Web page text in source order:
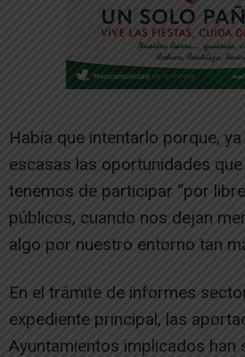
Había que intentarlo porque,
escasas las oportunidades
tenemos de participar “por
públicos, cuando nos dejan
algo por nuestro entorno tan
En el trámite de informes
expediente principal, las
Ayuntamientos implicados han